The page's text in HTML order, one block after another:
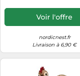
Voir l'offre
nordicnest.fr
Livraison à 6,90 €